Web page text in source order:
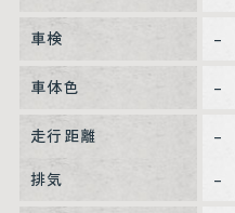
車検 –
車体色 –
走行距離
–
排気
–